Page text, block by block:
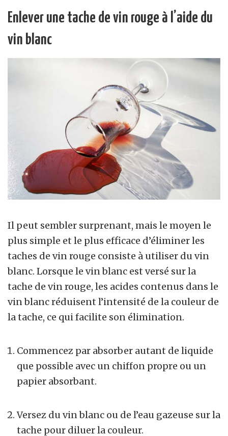
Enlever une tache de vin rouge à l’aide du
vin blanc
Il peut sembler surprenant, mais le moyen le
plus simple et le plus efficace d’éliminer les
taches de vin rouge consiste à utiliser du vin
blanc. Lorsque le vin blanc est versé sur la
tache de vin rouge, les acides contenus dans le
vin blanc réduisent l’intensité de la couleur de
la tache, ce qui facilite son élimination.
Commencez par absorber autant de liquide
que possible avec un chiffon propre ou un
papier absorbant.
Versez du vin blanc ou de l’eau gazeuse sur la
tache pour diluer la couleur.